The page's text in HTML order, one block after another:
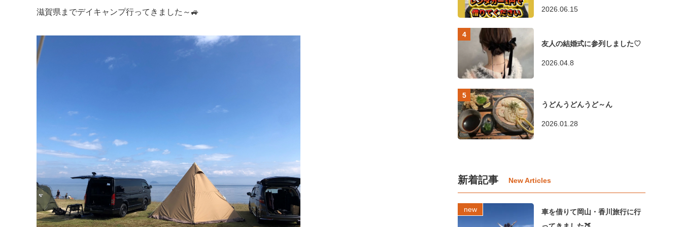
滋賀県までデイキャンプ行ってきました～🚙 2026.06.15
友人の結婚式に参列しました♡
2026.04.8
うどんうどんうど～ん
2026.01.28
新着記事
車を借りて岡山・香川旅行に行